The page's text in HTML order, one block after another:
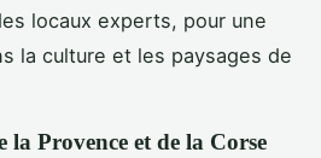
locaux experts, pour une
la culture et les paysages de
la Provence et de la Corse